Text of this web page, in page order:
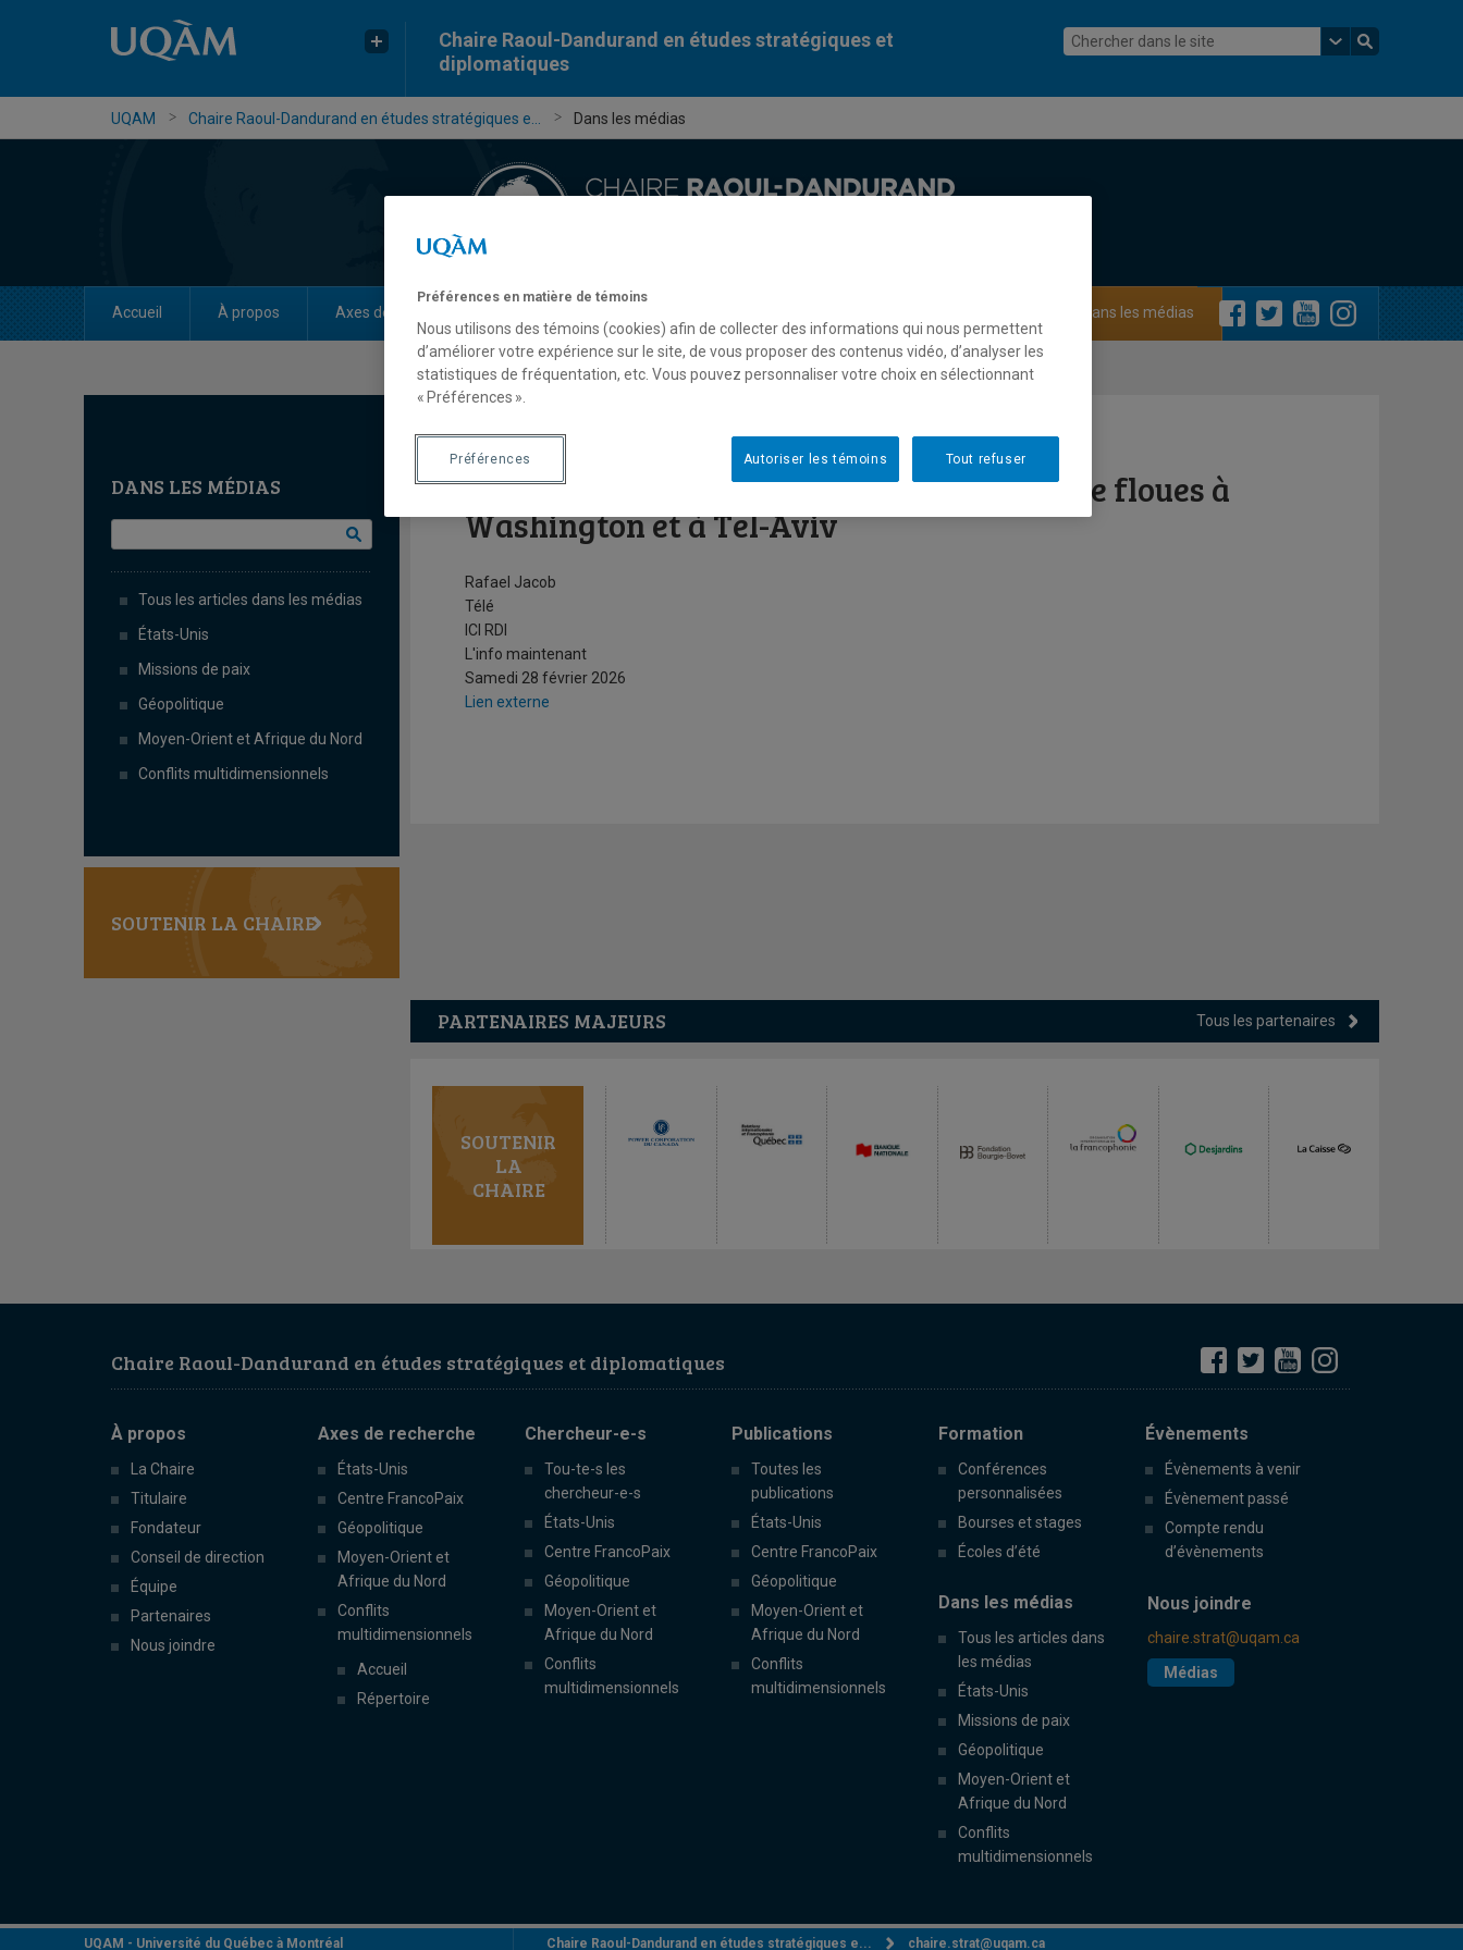
Chaire Raoul-Dandurand en études stratégiques et
diplomatiques
UQAM Chaire Raoul-Dandurand en études stratégiques e... Dans les médias
Accueil À propos Axes de recherche Dans les médias
DANS LES MÉDIAS
Tous les articles dans les médias
États-Unis
Missions de paix
Géopolitique
Moyen-Orient et Afrique du Nord
Conflits multidimensionnels
SOUTENIR LA CHAIRE
Attaques en Iran : des conditions de victoire floues à
Washington et à Tel-Aviv
Rafael Jacob
Télé
ICI RDI
L'info maintenant
Samedi 28 février 2026
Lien externe
PARTENAIRES MAJEURS Tous les partenaires
SOUTENIR
LA
CHAIRE
Chaire Raoul-Dandurand en études stratégiques et diplomatiques
À propos
La Chaire
Titulaire
Fondateur
Conseil de direction
Équipe
Partenaires
Nous joindre
Axes de recherche
États-Unis
Centre FrancoPaix
Géopolitique
Moyen-Orient et
Afrique du Nord
Conflits
multidimensionnels
Accueil
Répertoire
Chercheur-e-s
Tou-te-s les
chercheur-e-s
États-Unis
Centre FrancoPaix
Géopolitique
Moyen-Orient et
Afrique du Nord
Conflits
multidimensionnels
Publications
Toutes les
publications
États-Unis
Centre FrancoPaix
Géopolitique
Moyen-Orient et
Afrique du Nord
Conflits
multidimensionnels
Formation
Conférences
personnalisées
Bourses et stages
Écoles d’été
Évènements
Évènements à venir
Évènement passé
Compte rendu
d’évènements
Dans les médias
Tous les articles dans
les médias
États-Unis
Missions de paix
Géopolitique
Moyen-Orient et
Afrique du Nord
Conflits
multidimensionnels
Nous joindre
chaire.strat@uqam.ca
Médias
UQAM - Université du Québec à Montréal Chaire Raoul-Dandurand en études stratégiques e... chaire.strat@uqam.ca
Préférences en matière de témoins
Nous utilisons des témoins (cookies) afin de collecter des informations qui nous permettent
d’améliorer votre expérience sur le site, de vous proposer des contenus vidéo, d’analyser les
statistiques de fréquentation, etc. Vous pouvez personnaliser votre choix en sélectionnant
« Préférences ».
Tout refuser
Autoriser les témoins
Préférences